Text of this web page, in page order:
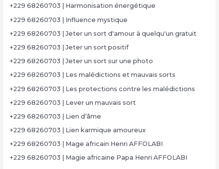
+229 68260703 | Harmonisation énergétique
+229 68260703 | Influence mystique
+229 68260703 | Jeter un sort d'amour à quelqu'un gratuit
+229 68260703 | Jeter un sort positif
+229 68260703 | Jeter un sort sur une photo
+229 68260703 | Les malédictions et mauvais sorts
+229 68260703 | Les protections contre les malédictions
+229 68260703 | Lever un mauvais sort
+229 68260703 | Lien d’âme
+229 68260703 | Lien karmique amoureux
+229 68260703 | Mage africain Henri AFFOLABI
+229 68260703 | Magie africaine Papa Henri AFFOLABI